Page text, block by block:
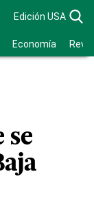
Edición USA
Economía
se